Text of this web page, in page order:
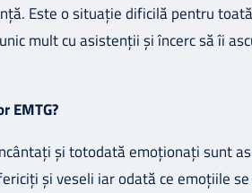
Este o situație dificilă pentru
mult cu asistenții și încerc să îi
EMTG?
și totodată emoționați sunt
și veseli iar odată ce emoțiile